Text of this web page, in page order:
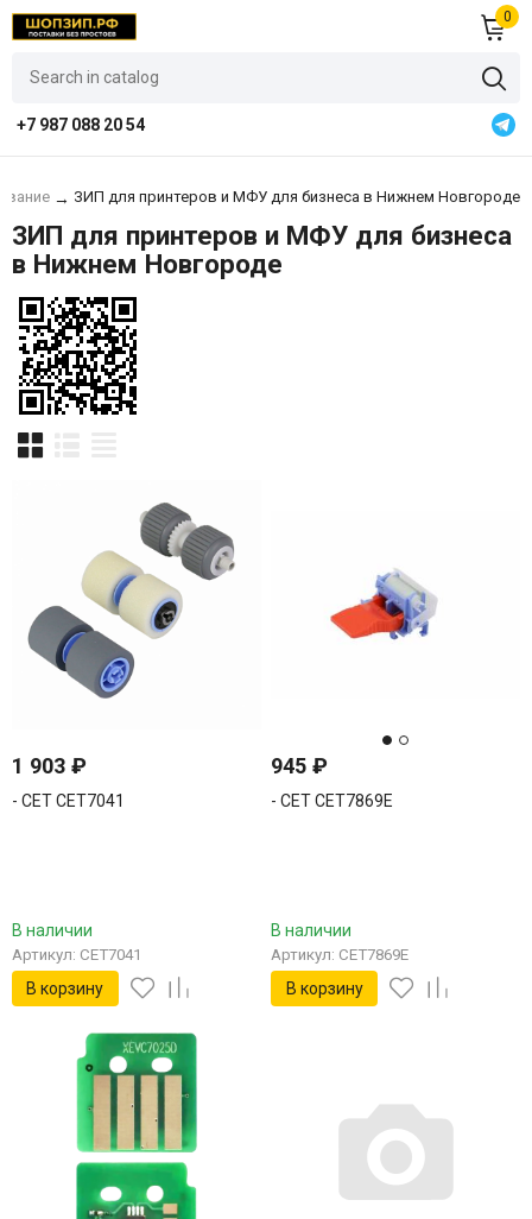
0
+7 987 088 20 54
→ ЗИП для принтеров и МФУ для бизнеса в Нижнем Новгороде
ЗИП для принтеров и МФУ для бизнеса
в Нижнем Новгороде
1 903 ₽
- CET CET7041
В наличии
Артикул: CET7041
В корзину
945₽
- CET CET7869E
В наличии
Артикул: CET7869E
В корзину